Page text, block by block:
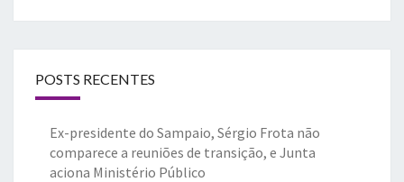
POSTS RECENTES
Ex-presidente do Sampaio, Sérgio Frota não
comparece a reuniões de transição, e Junta
aciona Ministério Público